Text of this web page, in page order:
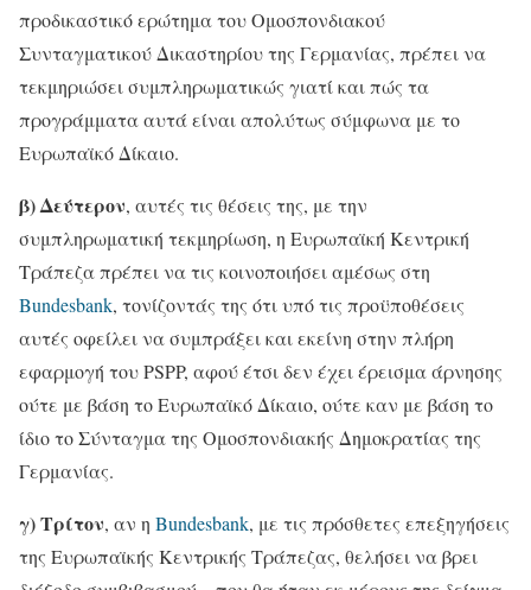
προδικαστικό ερώτημα του Ομοσπονδιακού
Συνταγματικού Δικαστηρίου της Γερμανίας, πρέπει να
τεκμηριώσει συμπληρωματικώς γιατί και πώς τα
προγράμματα αυτά είναι απολύτως σύμφωνα με το
Ευρωπαϊκό Δίκαιο.
β) Δεύτερον, αυτές τις θέσεις της, με την
συμπληρωματική τεκμηρίωση, η Ευρωπαϊκή Κεντρική
Τράπεζα πρέπει να τις κοινοποιήσει αμέσως στη
Bundesbank, τονίζοντάς της ότι υπό τις προϋποθέσεις
αυτές οφείλει να συμπράξει και εκείνη στην πλήρη
εφαρμογή του PSPP, αφού έτσι δεν έχει έρεισμα άρνησης
ούτε με βάση το Ευρωπαϊκό Δίκαιο, ούτε καν με βάση το
ίδιο το Σύνταγμα της Ομοσπονδιακής Δημοκρατίας της
Γερμανίας.
γ) Τρίτον, αν η Bundesbank, με τις πρόσθετες επεξηγήσεις
της Ευρωπαϊκής Κεντρικής Τράπεζας, θελήσει να βρει